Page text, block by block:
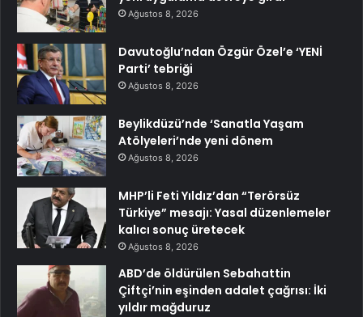
Ağustos 8, 2026
Davutoğlu’ndan Özgür Özel’e ‘YENİ
Parti’ tebriği
Ağustos 8, 2026
Beylikdüzü’nde ‘Sanatla Yaşam
Atölyeleri’nde yeni dönem
Ağustos 8, 2026
MHP’li Feti Yıldız’dan “Terörsüz
Türkiye” mesajı: Yasal düzenlemeler
kalıcı sonuç üretecek
Ağustos 8, 2026
ABD’de öldürülen Sebahattin
Çiftçi’nin eşinden adalet çağrısı: İki
yıldır mağduruz